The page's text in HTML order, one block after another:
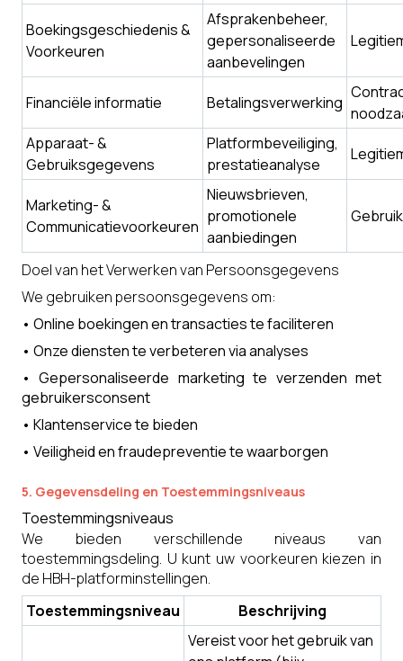
Boekingsgeschiedenis &
Voorkeuren
Afsprakenbeheer,
gepersonaliseerde
aanbevelingen
Financiële informatie Betalingsverwerking
Apparaat- &
Gebruiksgegevens
Platformbeveiliging,
prestatieanalyse
Marketing- &
Communicatievoorkeuren
Nieuwsbrieven,
promotionele
aanbiedingen
Doel van het Verwerken van Persoonsgegevens
We gebruiken persoonsgegevens om:
• Online boekingen en transacties te faciliteren
• Onze diensten te verbeteren via analyses
•Gepersonaliseerde marketing te verzenden met
gebruikersconsent
• Klantenservice te bieden
• Veiligheid en fraudepreventie te waarborgen
5. Gegevensdeling en Toestemmingsniveaus
Toestemmingsniveaus
We bieden verschillende niveaus van
toestemmingsdeling. U kunt uw voorkeuren kiezen in
de HBH-platforminstellingen.
Toestemmingsniveau
Beschrijving
Vereist voor het gebruik van